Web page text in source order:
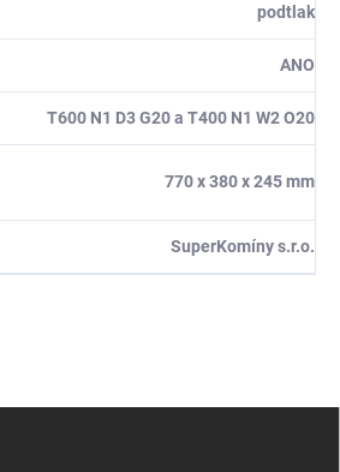
podtlak
ANO
T600 N1 D3 G20 a T400 N1 W2 O20
770 x 380 x 245 mm
SuperKomíny s.r.o.